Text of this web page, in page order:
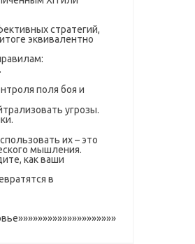
стратегий,
эквивалентно
поля боя и
угрозы.
их – это
мышления.
как ваши
в